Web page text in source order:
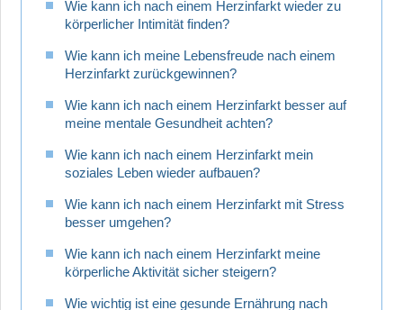
Wie kann ich nach einem Herzinfarkt wieder zu
körperlicher Intimität finden?
Wie kann ich meine Lebensfreude nach einem
Herzinfarkt zurückgewinnen?
Wie kann ich nach einem Herzinfarkt besser auf
meine mentale Gesundheit achten?
Wie kann ich nach einem Herzinfarkt mein
soziales Leben wieder aufbauen?
Wie kann ich nach einem Herzinfarkt mit Stress
besser umgehen?
Wie kann ich nach einem Herzinfarkt meine
körperliche Aktivität sicher steigern?
Wie wichtig ist eine gesunde Ernährung nach